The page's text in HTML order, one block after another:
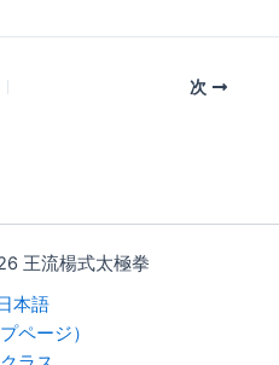
次
王流楊式太極拳
本語
ページ）